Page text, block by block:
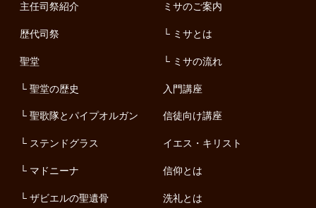
主任司祭紹介
歴代司祭
聖堂
聖堂の歴史
聖歌隊とパイプオルガン
ステンドグラス
マドニーナ
ザビエルの聖遺骨
ミサのご案内
ミサとは
ミサの流れ
入門講座
信徒向け講座
イエス・キリスト
信仰とは
洗礼とは